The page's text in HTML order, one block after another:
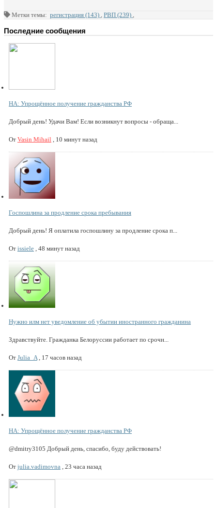
Метки темы: регистрация (143) , РВП (239) ,
Последние сообщения
НА: Упрощённое получение гражданства РФ
Добрый день! Удачи Вам! Если возникнут вопросы - обраща...
От Vasin Mihail , 10 минут назад
Госпошлина за продление срока пребывания
Добрый день! Я оплатила госпошлину за продление срока п...
От issiele , 48 минут назад
Нужно илм нет уведомление об убытии иностранного гражданина
Здравствуйте. Гражданка Белоруссии работает по срочн...
От Julia_A, 17 часов назад
НА: Упрощённое получение гражданства РФ
@dmitry3105 Добрый день, спасибо, буду действовать!
От julia.vadimovna , 23 часа назад